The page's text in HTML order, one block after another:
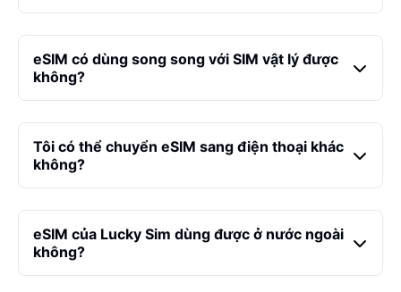
eSIM có dùng song song với SIM vật lý được
không?
Tôi có thể chuyển eSIM sang điện thoại khác
không?
eSIM của Lucky Sim dùng được ở nước ngoài
không?